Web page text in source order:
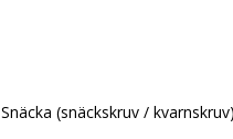
Snäcka (snäckskruv /